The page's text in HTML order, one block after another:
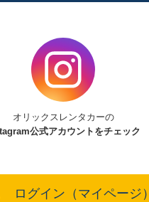
オリックスレンタカーの
公式アカウントをチェック
ログイン（マイページ）